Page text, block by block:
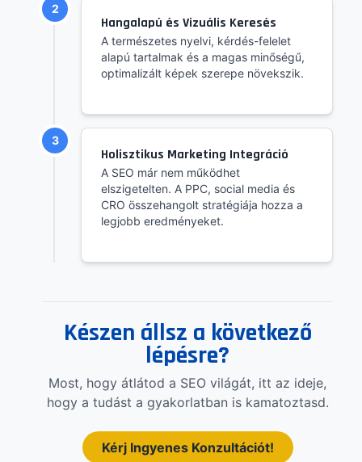
2
Hangalapú és Vizuális Keresés
A természetes nyelvi, kérdés-felelet
alapú tartalmak és a magas minőségű,
optimalizált képek szerepe növekszik.
3
Holisztikus Marketing Integráció
A SEO már nem működhet
elszigetelten. A PPC, social media és
CRO összehangolt stratégiája hozza a
legjobb eredményeket.
Készen állsz a következő
lépésre?
Most, hogy átlátod a SEO világát, itt az ideje,
hogy a tudást a gyakorlatban is kamatoztasd.
Kérj Ingyenes Konzultációt!